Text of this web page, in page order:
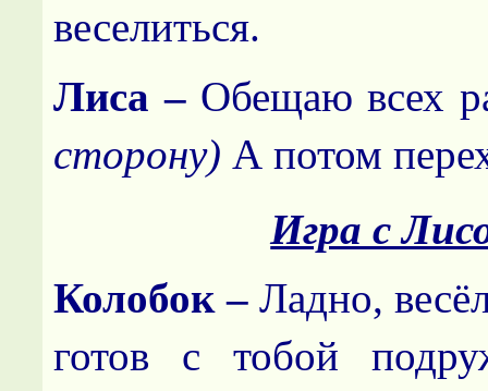
веселиться.
Лиса – Обещаю всех
сторону) А потом
Игра с
Колобок –Ладно,
готов с тобой